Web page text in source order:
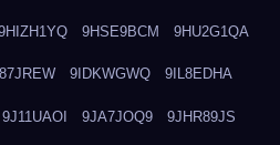
9HSE9BCM 9HU2G1QA
9IDKWGWQ 9IL8EDHA
9J11UAOI 9JA7JOQ9 9JHR89JS